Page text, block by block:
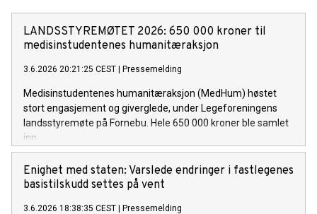
LANDSSTYREMØTET 2026: 650 000 kroner til
medisinstudentenes humanitæraksjon
3.6.2026 20:21:25 CEST Pressemelding
Medisinstudentenes humanitæraksjon (MedHum) høstet
stort engasjement og giverglede, under Legeforeningens
landsstyremøte på Fornebu. Hele 650 000 kroner ble samlet
inn.
Enighet med staten: Varslede endringer i fastlegenes
basistilskudd settes på vent
3.6.2026 18:38:35 CEST Pressemelding